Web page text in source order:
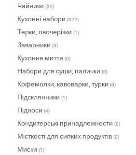
Чайники (32)
Кухонні набори (322)
Терки, овочерізки (1)
Заварники (0)
Кухонне миття (0)
Набори для суши, палички (0)
Кофемолки, кавоварки, турки (0)
Підсклянники (1)
Підноси (4)
Кондитерські принадлежности (0)
Місткості для сипких продуктів (0)
Миски (1)